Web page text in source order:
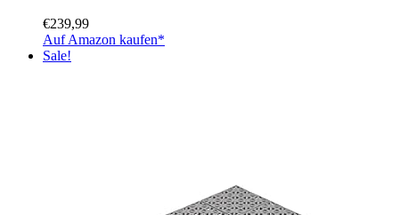
€239,99
Auf Amazon kaufen*
Sale!